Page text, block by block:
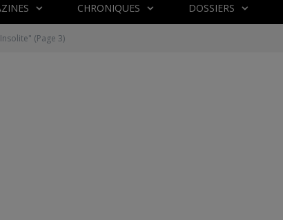
CHRONIQUES DOSSIERS
(Page 3)